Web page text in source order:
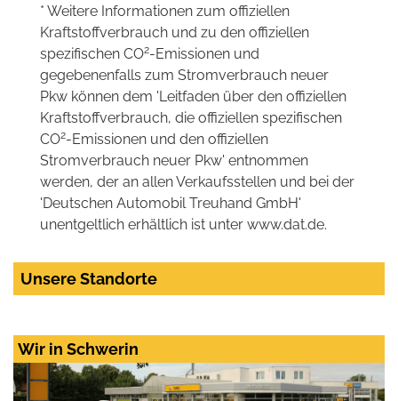
* Weitere Informationen zum offiziellen
Kraftstoffverbrauch und zu den offiziellen
spezifischen CO2-Emissionen und
gegebenenfalls zum Stromverbrauch neuer
Pkw können dem 'Leitfaden über den offiziellen
Kraftstoffverbrauch, die offiziellen spezifischen
CO2-Emissionen und den offiziellen
Stromverbrauch neuer Pkw' entnommen
werden, der an allen Verkaufsstellen und bei der
'Deutschen Automobil Treuhand GmbH'
unentgeltlich erhältlich ist unter www.dat.de.
Unsere Standorte
Wir in Schwerin